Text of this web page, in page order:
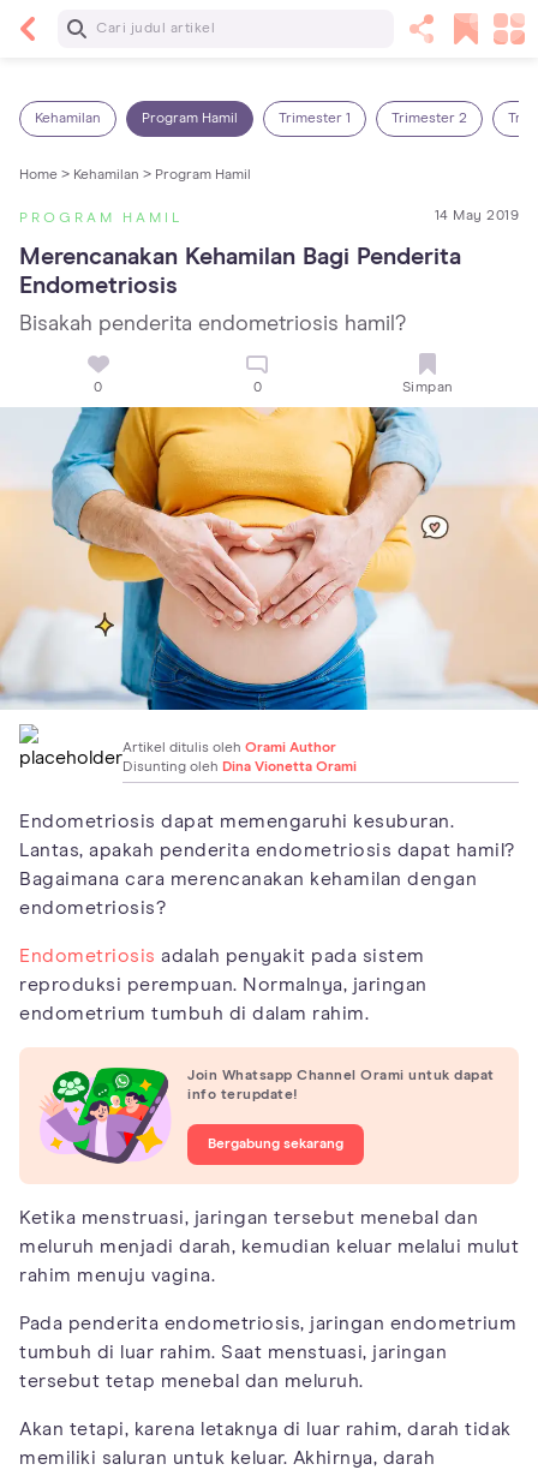
Baca Selanjutnya
Kehamilan Program Hamil Trimester 1 Trimester 2
Home > Kehamilan > Program Hamil
PROGRAM HAMIL 14 May 2019
Merencanakan Kehamilan Bagi Penderita
Endometriosis
Bisakah penderita endometriosis hamil?
0 0 Simpan
Artikel ditulis oleh Orami Author
Disunting oleh Dina Vionetta Orami
Endometriosis dapat memengaruhi kesuburan.
Lantas, apakah penderita endometriosis dapat hamil?
Bagaimana cara merencanakan kehamilan dengan
endometriosis?
Endometriosis adalah penyakit pada sistem
reproduksi perempuan. Normalnya, jaringan
endometrium tumbuh di dalam rahim.
Join Whatsapp Channel Orami untuk dapat
info terupdate!
Bergabung sekarang
Ketika menstruasi, jaringan tersebut menebal dan
meluruh menjadi darah, kemudian keluar melalui mulut
rahim menuju vagina.
Pada penderita endometriosis, jaringan endometrium
tumbuh di luar rahim. Saat menstuasi, jaringan
tersebut tetap menebal dan meluruh.
Akan tetapi, karena letaknya di luar rahim, darah tidak
memiliki saluran untuk keluar. Akhirnya, darah